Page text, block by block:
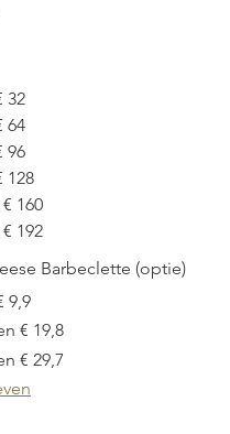
32
64
96
128
€ 160
€ 192
Barbeclette (optie)
9,9
€ 19,8
€ 29,7